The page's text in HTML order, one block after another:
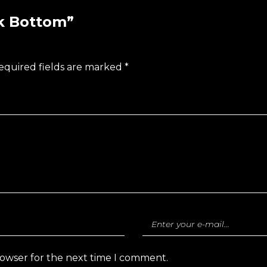
Bottom”
fields are marked *
for the next time I comment.